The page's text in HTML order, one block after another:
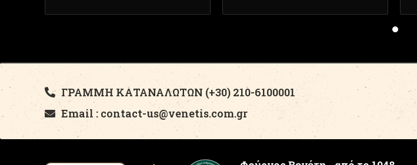
ΓΡΑΜΜΗ ΚΑΤΑΝΑΛΩΤΩΝ (+30) 210-6100001
Email : contact-us@venetis.com.gr